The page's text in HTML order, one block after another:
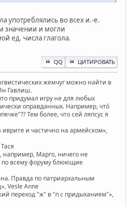
употреблялись во всех и.-е.
значении и могли
ед. числа глагола.
QQ ЦИТИРОВАТЬ
жемчуг можно найти в
Гавлиш.
придумал игру не для любых
оправданных. Например, чтó
Тем более, что сей ляпсус я
и частично на армейском»,
например, Марго, ничего не
по всему форуму блюющие
Правда по патриархальным
Vesle Anne
переход "ж" в "п с придыханием"»,